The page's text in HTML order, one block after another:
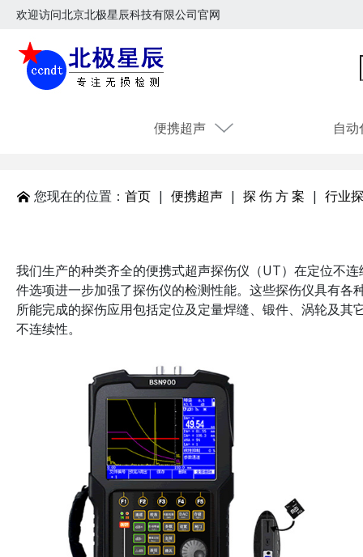
欢迎访问北京北极星辰科技有限公司官网
便携超声 自
您现在的位置： 首页| 便携超声| 探 伤 方 案 | 行业
我们生产的种类齐全的便携式超声探伤仪（UT）在定位不
件选项进一步加强了探伤仪的检测性能。这些探伤仪具有各
所能完成的探伤应用包括定位及定量焊缝、锻件、涡轮及
不连续性。